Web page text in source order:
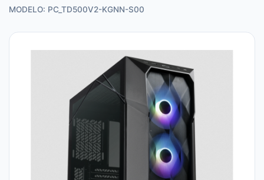
MODELO: PC_TD500V2-KGNN-S00